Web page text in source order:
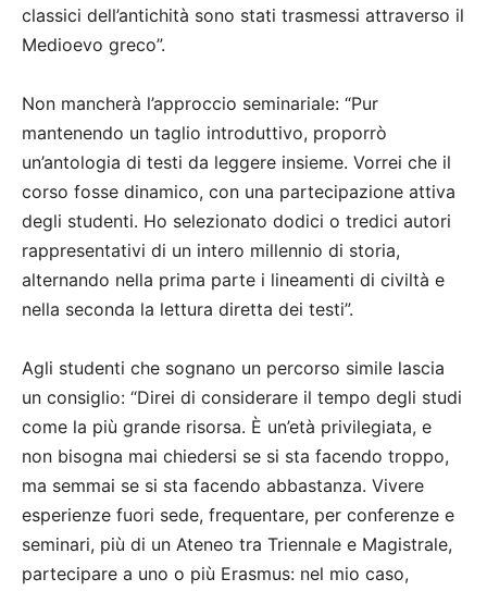
classici dell’antichità sono stati trasmessi attraverso il
Medioevo greco”.
Non mancherà l’approccio seminariale: “Pur
mantenendo un taglio introduttivo, proporrò
un’antologia di testi da leggere insieme. Vorrei che il
corso fosse dinamico, con una partecipazione attiva
degli studenti. Ho selezionato dodici o tredici autori
rappresentativi di un intero millennio di storia,
alternando nella prima parte i lineamenti di civiltà e
nella seconda la lettura diretta dei testi”.
Agli studenti che sognano un percorso simile lascia
un consiglio: “Direi di considerare il tempo degli studi
come la più grande risorsa. È un’età privilegiata, e
non bisogna mai chiedersi se si sta facendo troppo,
ma semmai se si sta facendo abbastanza. Vivere
esperienze fuori sede, frequentare, per conferenze e
seminari, più di un Ateneo tra Triennale e Magistrale,
partecipare a uno o più Erasmus: nel mio caso,